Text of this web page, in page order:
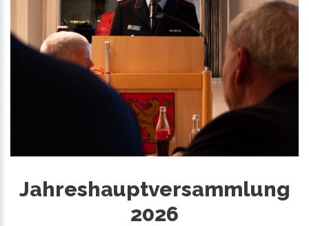
Jahreshauptversammlung
2026